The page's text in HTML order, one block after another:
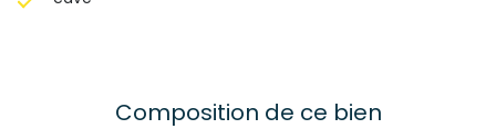
Composition de ce bien